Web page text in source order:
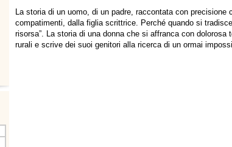
La storia di un uomo, di un padre, raccontata con precisione
compatimenti, dalla figlia scrittrice. Perché quando si
risorsa”. La storia di una donna che si affranca con dolorosa
rurali e scrive dei suoi genitori alla ricerca di un ormai